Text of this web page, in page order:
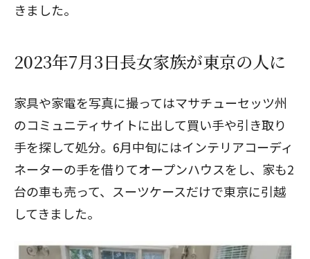
きました。
2023年7月3日長女家族が東京の人に
家具や家電を写真に撮ってはマサチューセッツ州
のコミュニティサイトに出して買い手や引き取り
手を探して処分。6月中旬にはインテリアコーディ
ネーターの手を借りてオープンハウスをし、家も2
台の車も売って、スーツケースだけで東京に引越
してきました。